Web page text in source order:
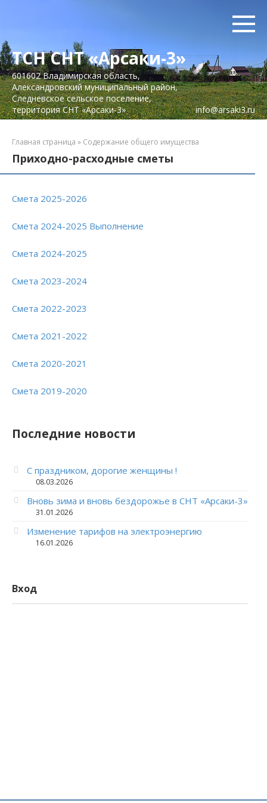
ТСН СНТ «Арсаки-3»
601602 Владимирская область,
Александровский муниципальный район,
Следневское сельское поселение,
территория СНТ «Арсаки-3»
info@arsaki3.ru
Главная страница » Содержание общего имущества
Приходно-расходные сметы
Смета 2025-2026
Смета 2024-2025 Выполнение
Смета 2024-2025
Смета 2023-2024
Смета 2022-2023
Смета 2021-2022
Смета 2020-2021
Смета 2019-2020
Последние новости
С праздником, дорогие женщины !
08.03.2026
Вновь зима и вновь бездорожье в СНТ «Арсаки-3»
31.01.2026
Изменение тарифов на электроэнергию
16.01.2026
Вход